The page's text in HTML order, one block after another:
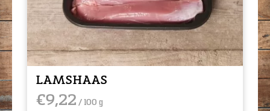
LAMSHAAS
€9,22 / 100 g